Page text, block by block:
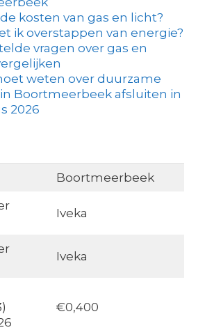
kosten van gas en licht?
ik overstappen van energie?
vragen over gas en
weten over duurzame
Boortmeerbeek afsluiten in
2026
Boortmeerbeek
Iveka
Iveka
€0,400